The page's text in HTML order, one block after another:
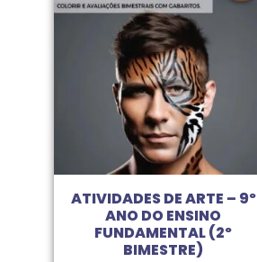
ATIVIDADES DE ARTE – 9º
ANO DO ENSINO
FUNDAMENTAL (2º
BIMESTRE)